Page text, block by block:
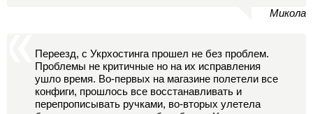
Микола
Переезд, с Укрхостинга прошел не без проблем.
Проблемы не критичные но на их исправления
ушло время. Во-первых на магазине полетели все
конфиги, прошлось все восстанавливать и
перепрописывать ручками, во-вторых улетела